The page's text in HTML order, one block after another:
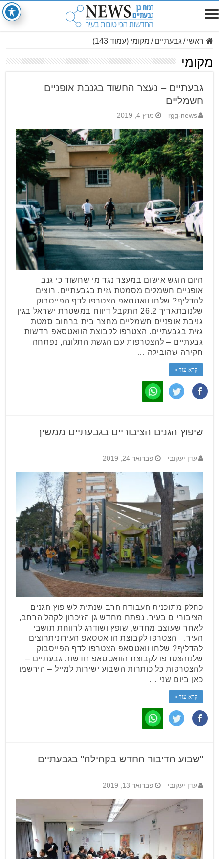
ראשי / גבעתיים / מקומי (עמוד 143)
מקומי
גבעתיים – נעצר החשוד בגנבת אופניים
חשמליים
rgg-news מרץ 4, 2019
היום הוגש אישום במעצר נגד מי שחשוד כי גנב
אופניים חשמלים מסמטת גזית בגבעתיים. רוצים
להדליף? שלחו וואטסאפ הצטרפו לדף הפייסבוק
שלנובתאריך 26.2 התקבל דיווח במשטרת ישראל בגין
גניבת אופניים חשמליים מחצר בית ברחוב סמטת
גזית בגבעתיים. הצטרפו לקבוצת הוואטסאפ חדשות
גבעתיים – להצטרפות עם הגשת התלונה, נפתחה
חקירה שהובילה …
קרא עוד »
שיפוץ הגנים הציבוריים בגבעתיים ממשיך
עדן יעקובי פברואר 24, 2019
כחלק מתוכנית העבודה הרב שנתית לשיפוץ הגנים
הציבוריים בעיר, נפתח מחדש גן הזיכרון לקהל הרחב,
לאחר שעוצב מחדש, שופץ ושודרג לרווחת תושבי
העיר. הצטרפו לקבוצת הוואטסאפ העירוניתרוצים
להדליף? שלחו וואטסאפ הצטרפו לדף הפייסבוק
שלנוהצטרפו לקבוצת הוואטסאפ חדשות גבעתיים –
להצטרפות כל כותרות השבוע ישירות למייל – הירשמו
כאן ביום שני …
קרא עוד »
"שבוע הדיבור החדש בקהילה" בגבעתיים
עדן יעקובי פברואר 13, 2019